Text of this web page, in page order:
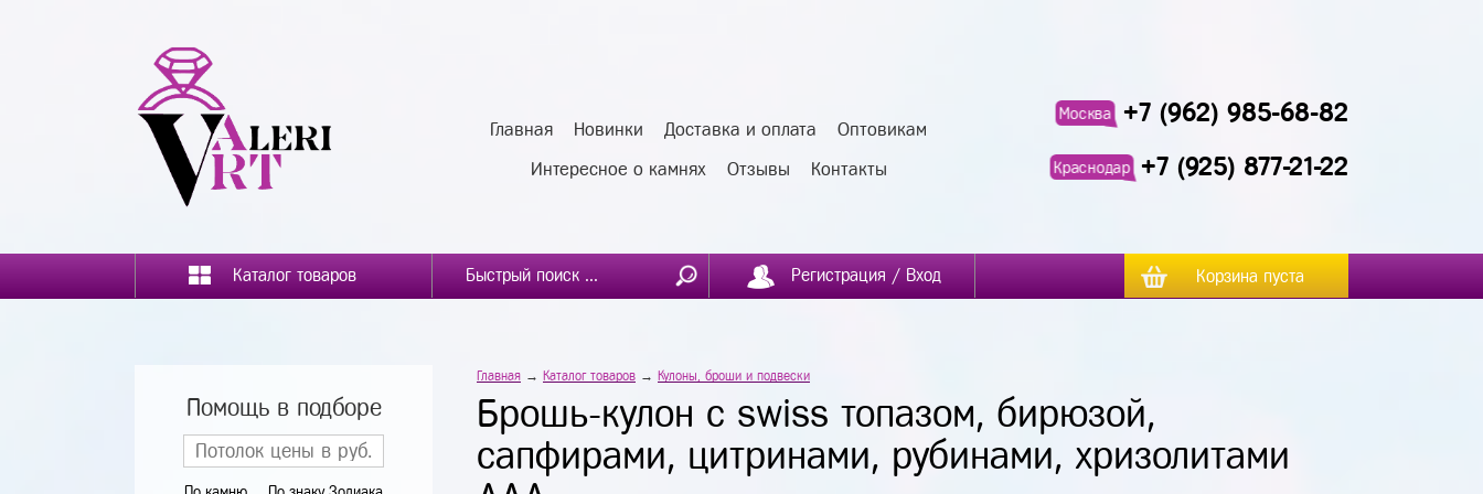
Главная Новинки Доставка и оплата Оптовикам
Интересное о камнях Отзывы Контакты
Москва +7 (962) 985-68-82
Краснодар +7 (925) 877-21-22
Каталог товаров Регистрация / Вход Корзина пуста
Помощь в подборе
Главная → Каталог товаров → Кулоны, броши и подвески
Брошь-кулон с swiss топазом, бирюзой,
сапфирами, цитринами, рубинами, хризолитами